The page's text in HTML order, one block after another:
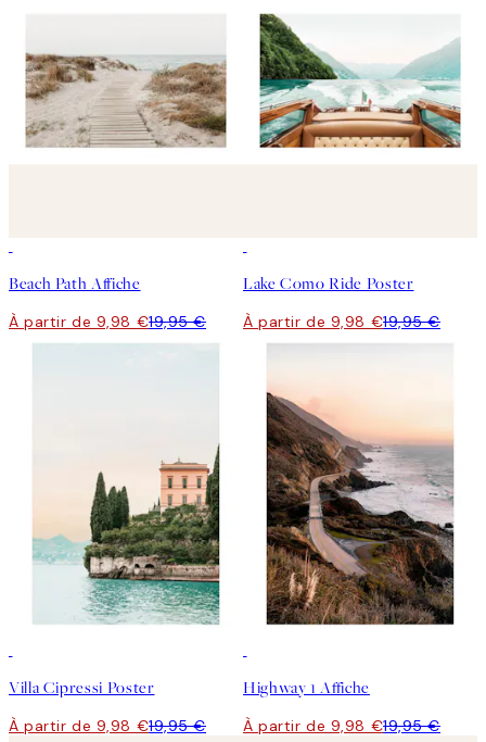
Beach Path Affiche
À partir de 9,98 €19,95 €
Lake Como Ride Poster
À partir de 9,98 €19,95 €
Villa Cipressi Poster
À partir de 9,98 €19,95 €
Highway 1 Affiche
À partir de 9,98 €19,95 €